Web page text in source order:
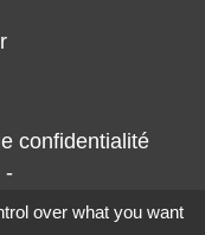
confidentialité
-
over what you want